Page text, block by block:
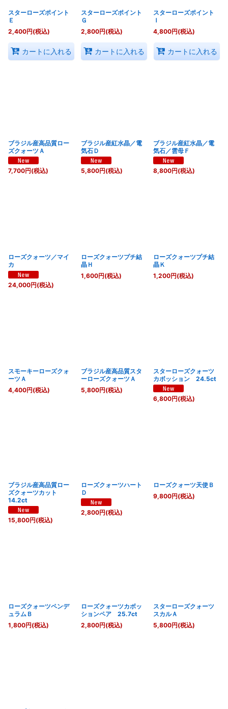
スターローズポイント
Ｅ
2,400円(税込)
カートに入れる
スターローズポイント
Ｇ
2,800円(税込)
カートに入れる
スターローズポイント
Ｉ
4,800円(税込)
カートに入れる
ブラジル産高品質ロー
ズクォーツＡ
7,700円(税込)
ブラジル産紅水晶／電
気石Ｄ
5,800円(税込)
ブラジル産紅水晶／電
気石／雲母Ｆ
8,800円(税込)
ローズクォーツ／マイ
カ
24,000円(税込)
ローズクォーツプチ結
晶Ｈ
1,600円(税込)
ローズクォーツプチ結
晶Ｋ
1,200円(税込)
スモーキーローズクォ
ーツＡ
4,400円(税込)
ブラジル産高品質スタ
ーローズクォーツＡ
5,800円(税込)
スターローズクォーツ
カボッション 24.5ct
6,800円(税込)
ブラジル産高品質ロー
ズクォーツカット
14.2ct
15,800円(税込)
ローズクォーツハート
Ｄ
2,800円(税込)
ローズクォーツ天使Ｂ
9,800円(税込)
ローズクォーツペンデ
ュラムＢ
1,800円(税込)
ローズクォーツカボッ
ションペア 25.7ct
2,800円(税込)
スターローズクォーツ
スカルＡ
5,800円(税込)